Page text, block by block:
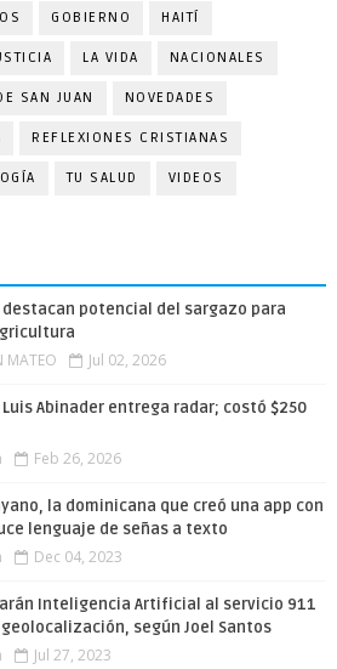
GOBIERNO HAITÍ
LA VIDA NACIONALES
SAN JUAN NOVEDADES
REFLEXIONES CRISTIANAS
TU SALUD VIDEOS
potencial del sargazo para
MATEO Jul 02, 2026
Abinader entrega radar; costó $250
Feb 26, 2026
la dominicana que creó una app con
lenguaje de señas a texto
Dec 04, 2023
Inteligencia Artificial al servicio 911
según Joel Santos
Jul 27, 2023